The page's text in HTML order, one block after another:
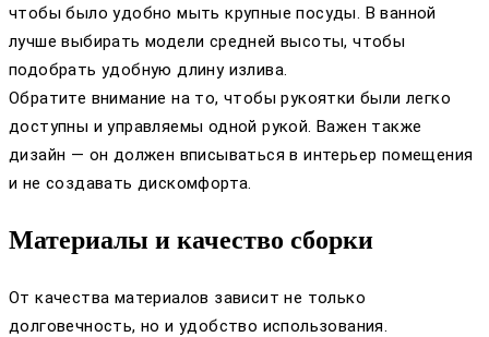
чтобы было удобно мыть крупные посуды. В ванной
лучше выбирать модели средней высоты, чтобы
подобрать удобную длину излива.
Обратите внимание на то, чтобы рукоятки были легко
доступны и управляемы одной рукой. Важен также
дизайн — он должен вписываться в интерьер помещения
и не создавать дискомфорта.
Материалы и качество сборки
От качества материалов зависит не только
долговечность, но и удобство использования.